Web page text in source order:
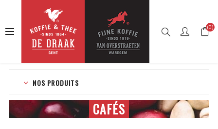
(0)
Boutique en ligne Cafés
CAFÉS
NOS PRODUITS